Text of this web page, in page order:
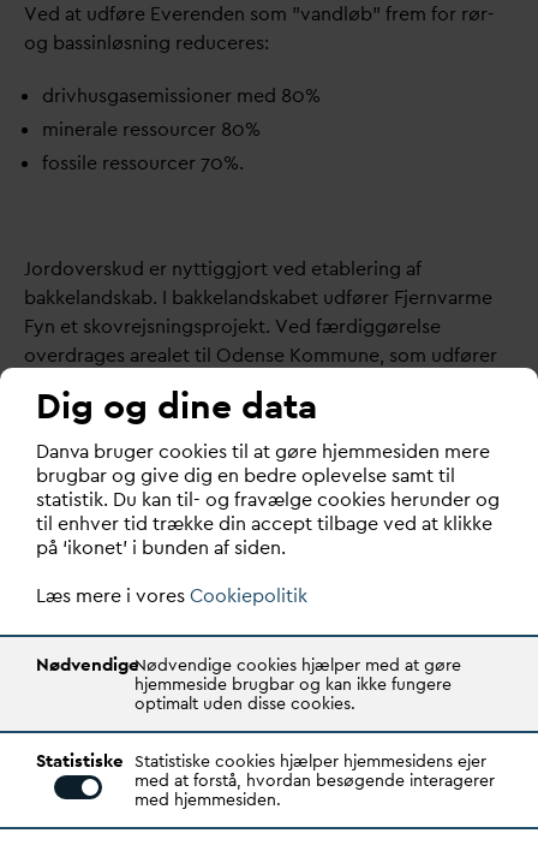
Ved at udføre Everenden som ”vandløb” frem for rør-
og bassinløsning reduceres:
drivhusgasemissioner med 80%
minerale ressourcer 80%
fossile ressourcer 70%.
Jordoverskud er nyttiggjort ved etablering af
bakkelandskab. I bakkelandskabet udfører Fjernvarme
Fyn et skovrejsningsprojekt. Ved færdiggørelse
overdrages arealet til Odense Kommune, som udfører
rekreative foranstaltninger som udsigtspunkter,
shelterplads m.m.
Hvem har vi samarbejdet med?
Bakkeområde
Odense Kommune overtager bakkeområde med
rekreative formål for øje.
Skovrejsningssamarbejde
Pumpelaget
Projektet medfører en øget mængde regnvand til
hovedkanalen og det dertilhørende pumpedigelaug.
Pumpedigelaug ogVandcentersyd har udarbejdet en
fælles aftale som sikrer den økonomiske fordeling og
sikring af
andhåndteringen.
Stiforløb/rekreativ brug
Dig og dine data
Danva bruger cookies til at gøre hjemmesiden mere
brugbar og give dig en bedre oplevelse samt til
statistik. Du kan til- og fravælge cookies herunder og
til enhver tid trække din accept tilbage ved at klikke
på ‘ikonet’ i bunden af siden.
Læs mere i voresCookiepolitik
NødvendigeNødvendige cookies hjælper med at gøre
hjemmeside brugbar og kan ikke fungere
optimalt uden disse cookies.
Statistiske Statistiske cookies hjælper hjemmesidens ejer
med at forstå, hvordan besøgende interagerer
med hjemmesiden.